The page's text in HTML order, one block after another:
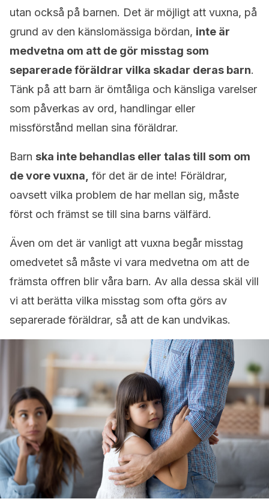
utan också på barnen. Det är möjligt att vuxna, på
grund av den känslomässiga bördan, inte är
medvetna om att de gör misstag som
separerade föräldrar vilka skadar deras barn.
Tänk på att barn är ömtåliga och känsliga varelser
som påverkas av ord, handlingar eller
missförstånd mellan sina föräldrar.
Barn ska inte behandlas eller talas till som om
de vore vuxna, för det är de inte! Föräldrar,
oavsett vilka problem de har mellan sig, måste
först och främst se till sina barns välfärd.
Även om det är vanligt att vuxna begår misstag
omedvetet så måste vi vara medvetna om att de
främsta offren blir våra barn. Av alla dessa skäl vill
vi att berätta vilka misstag som ofta görs av
separerade föräldrar, så att de kan undvikas.